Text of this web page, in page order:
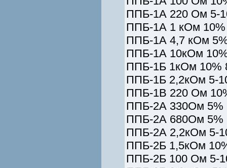
ППБ-1А 220 Ом 5-
ППБ-1А 1 кОм 10%
ППБ-1А 4,7 кОм
ППБ-1А 10кОм
ППБ-1Б 1кОм 10%
ППБ-1Б 2,2кОм 5-
ППБ-1В 220 Ом
ППБ-2А 330Ом 5%
ППБ-2А 680Ом 5%
ППБ-2А 2,2кОм 5-
ППБ-2Б 1,5кОм
ППБ-2Б 100 Ом 5-